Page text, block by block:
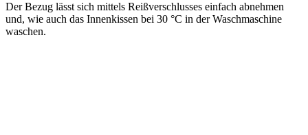
Der Bezug lässt sich mittels Reißverschlusses einfach abnehmen
und, wie auch das Innenkissen bei 30 °C in der Waschmaschine
waschen.